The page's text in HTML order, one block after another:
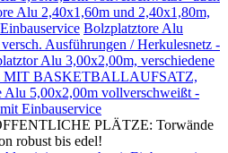
Alu 2,40x1,60m und 2,40x1,80m,
Bolzplatztore Alu
Ausführungen / Herkulesnetz -
Alu 3,00x2,00m, verschiedene
MIT BASKETBALLAUFSATZ,
Alu 5,00x2,00m vollverschweißt -
Einbauservice
PLÄTZE: Torwände
robust bis edel!